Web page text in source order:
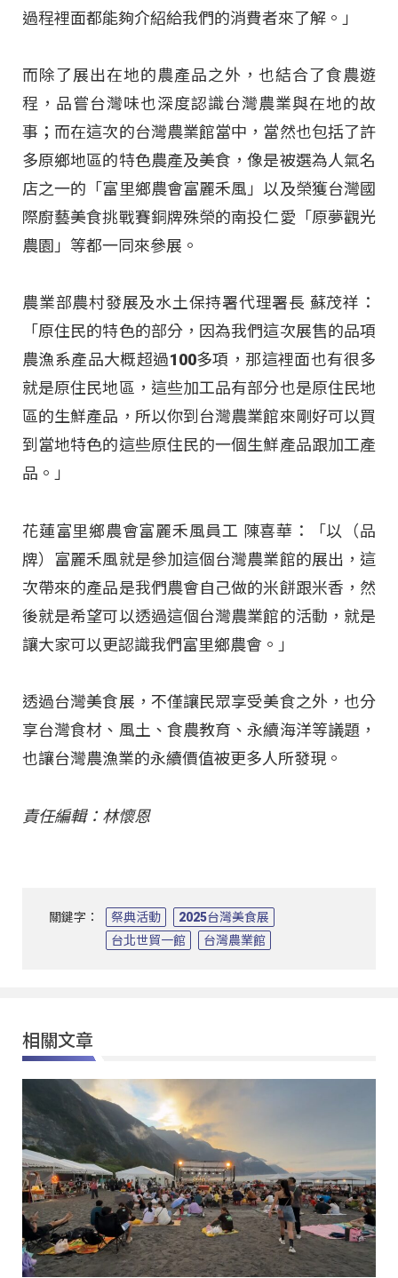
過程裡面都能夠介紹給我們的消費者來了解。」
而除了展出在地的農產品之外，也結合了食農遊
程，品嘗台灣味也深度認識台灣農業與在地的故
事；而在這次的台灣農業館當中，當然也包括了許
多原鄉地區的特色農產及美食，像是被選為人氣名
店之一的「富里鄉農會富麗禾風」以及榮獲台灣國
際廚藝美食挑戰賽銅牌殊榮的南投仁愛「原夢觀光
農園」等都一同來參展。
農業部農村發展及水土保持署代理署長 蘇茂祥：
「原住民的特色的部分，因為我們這次展售的品項
農漁系產品大概超過100多項，那這裡面也有很多
就是原住民地區，這些加工品有部分也是原住民地
區的生鮮產品，所以你到台灣農業館來剛好可以買
到當地特色的這些原住民的一個生鮮產品跟加工產
品。」
花蓮富里鄉農會富麗禾風員工 陳喜華：「以（品
牌）富麗禾風就是參加這個台灣農業館的展出，這
次帶來的產品是我們農會自己做的米餅跟米香，然
後就是希望可以透過這個台灣農業館的活動，就是
讓大家可以更認識我們富里鄉農會。」
透過台灣美食展，不僅讓民眾享受美食之外，也分
享台灣食材、風土、食農教育、永續海洋等議題，
也讓台灣農漁業的永續價值被更多人所發現。
責任編輯：林懷恩
關鍵字： 祭典活動
2025台灣美食展
台北世貿一館
台灣農業館
相關文章